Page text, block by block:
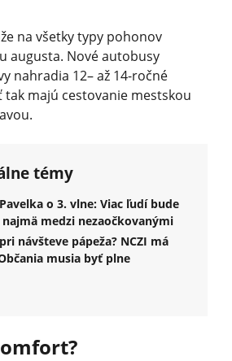
na všetky typy pohonov
augusta. Nové autobusy
nahradia 12– až 14-ročné
tak majú cestovanie mestskou
témy
o 3. vlne: Viac ľudí bude
medzi nezaočkovanými
návšteve pápeža? NCZI má
musia byť plne